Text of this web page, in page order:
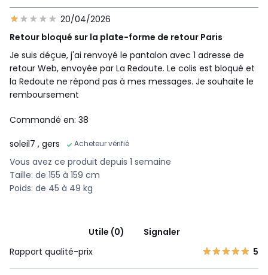
20/04/2026
Retour bloqué sur la plate-forme de retour Paris
Je suis déçue, j'ai renvoyé le pantalon avec 1 adresse de
retour Web, envoyée par La Redoute. Le colis est bloqué et
la Redoute ne répond pas à mes messages. Je souhaite le
remboursement
Commandé en: 38
soleil7 , gers Acheteur vérifié
Vous avez ce produit depuis 1 semaine
Taille: de 155 à 159 cm
Poids: de 45 à 49 kg
Utile (0)
Signaler
Rapport qualité-prix
5